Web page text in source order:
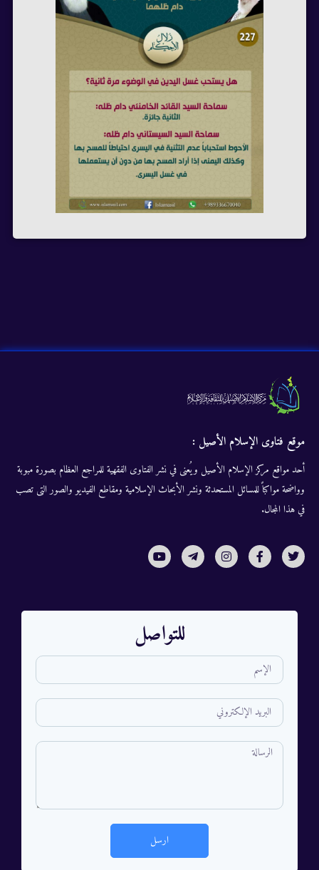
موقع فتاوى الإسلام الأصيل :
أحد مواقع مركز الإسلام الأصيل ويُعنى في نشر الفتاوى الفقهية للمراجع العظام بصورة مبوبة
وواضحة مواكباً للمسائل المستحدثة ونشر الأبحاث الإسلامية ومقاطع الفيديو والصور التى تصب
في هذا المجال.
للتواصل
ارسل